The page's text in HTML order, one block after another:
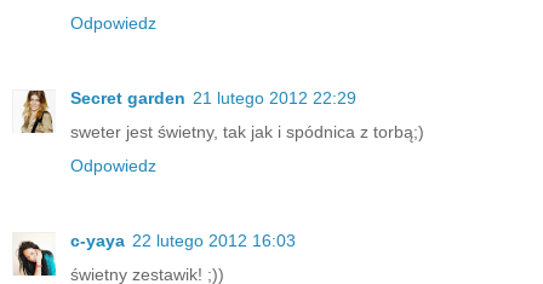
Odpowiedz
Secret garden 21 lutego 2012 22:29
sweter jest świetny, tak jak i spódnica z torbą;)
Odpowiedz
c-yaya 22 lutego 2012 16:03
świetny zestawik! ;))